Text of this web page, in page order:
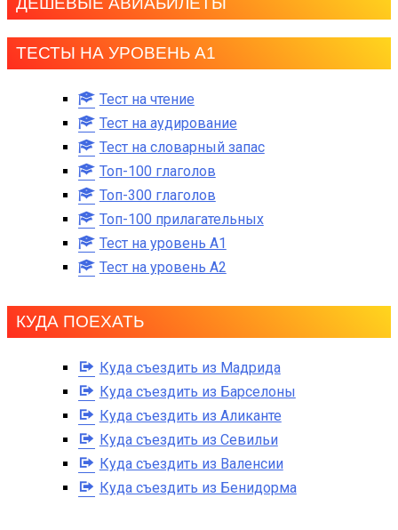
ТЕСТЫ НА УРОВЕНЬ А1
Тест на чтение
Тест на аудирование
Тест на словарный запас
Топ-100 глаголов
Топ-300 глаголов
Топ-100 прилагательных
Тест на уровень A1
Тест на уровень A2
КУДА ПОЕХАТЬ
Куда съездить из Мадрида
Куда съездить из Барселоны
Куда съездить из Аликанте
Куда съездить из Севильи
Куда съездить из Валенсии
Куда съездить из Бенидорма